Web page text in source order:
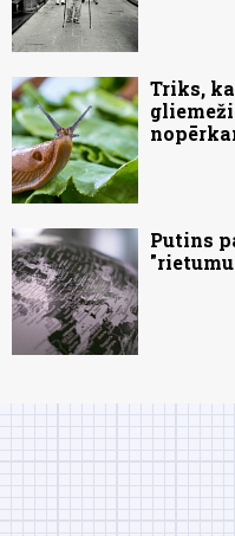
Triks,
Putins